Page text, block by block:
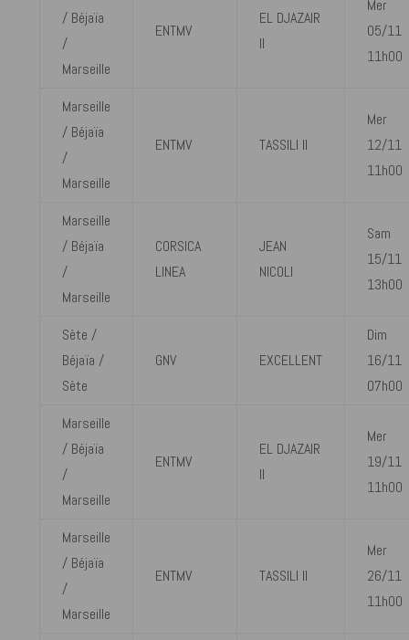
/ Béjaïa
/
Marseille
ENTMV
EL DJAZAIR
II
Mer
05/11
11h00
Marseille
/ Béjaïa
/
Marseille
ENTMV TASSILI II
Mer
12/11
11h00
Marseille
/ Béjaïa
/
Marseille
CORSICA
LINEA
JEAN
NICOLI
Sam
15/11
13h00
Sète /
Béjaïa /
Sète
GNV EXCELLENT
Dim
16/11
07h00
Marseille
/ Béjaïa
/
Marseille
ENTMV
EL DJAZAIR
II
Mer
19/11
11h00
Marseille
/ Béjaïa
/
Marseille
ENTMV TASSILI II
Mer
26/11
11h00